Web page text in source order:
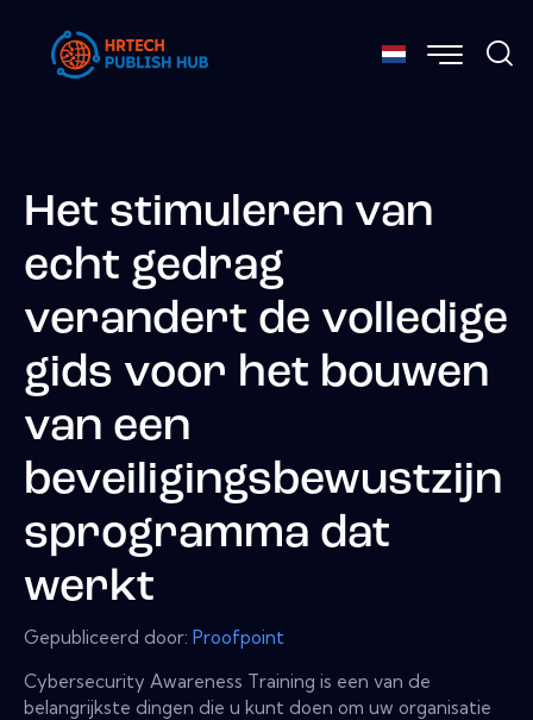
Het stimuleren van
echt gedrag
verandert de volledige
gids voor het bouwen
van een
beveiligingsbewustzijn
sprogramma dat
werkt
Gepubliceerd door: Proofpoint
Cybersecurity Awareness Training is een van de
belangrijkste dingen die u kunt doen om uw organisatie